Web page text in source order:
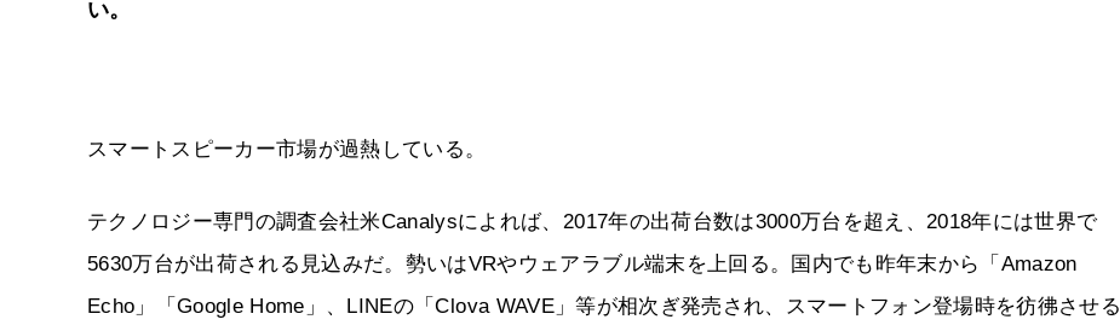
い。
スマートスピーカー市場が過熱している。
テクノロジー専門の調査会社米Canalysによれば、2017年の出荷台数は3000万台を超え、2018年には世界で
5630万台が出荷される見込みだ。勢いはVRやウェアラブル端末を上回る。国内でも昨年末から「Amazon
Echo」「Google Home」、LINEの「Clova WAVE」等が相次ぎ発売され、スマートフォン登場時を彷彿させる